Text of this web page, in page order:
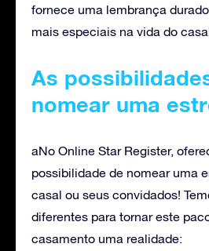
fornece uma lembrança
mais especiais na vida do
As
nomear uma
aNo Online Star Register,
possibilidade de nomear uma
casal ou seus convidados!
diferentes para tornar este
casamento uma realidade: